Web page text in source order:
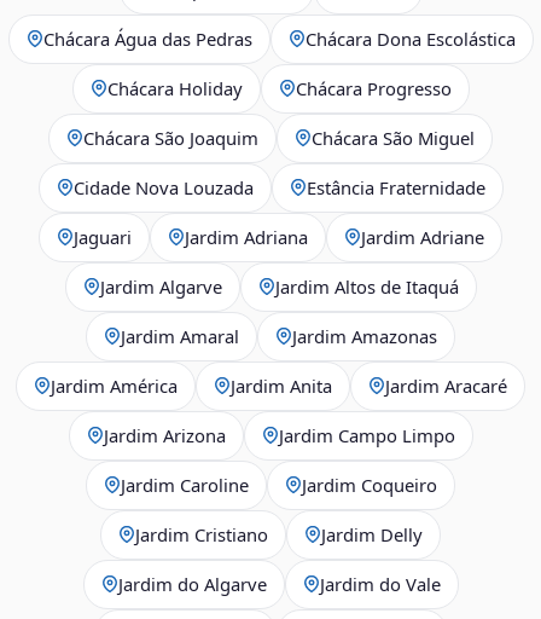
Chácara Água das Pedras Chácara Dona Escolástica
Chácara Holiday Chácara Progresso
Chácara São Joaquim Chácara São Miguel
Cidade Nova Louzada Estância Fraternidade
Jaguari Jardim Adriana Jardim Adriane
Jardim Algarve Jardim Altos de Itaquá
Jardim Amaral Jardim Amazonas
Jardim América Jardim Anita Jardim Aracaré
Jardim Arizona Jardim Campo Limpo
Jardim Caroline Jardim Coqueiro
Jardim Cristiano Jardim Delly
Jardim do Algarve Jardim do Vale